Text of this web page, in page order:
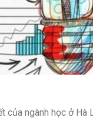
của ngành học ở